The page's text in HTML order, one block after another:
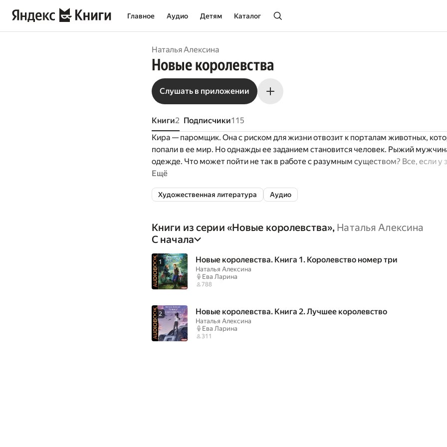
Главное Аудио Детям Каталог
Наталья Алексина
Новые королевства
Слушать в приложении
Книги2 Подписчики115
Кира — паромщик. Она с риском для жизни отвозит к порталам животных,
попали в ее мир. Но однажды ее заданием становится человек. Рыжий
одежде. Что может пойти не так в работе с разумным существом? Все, если у
имеются совершенно другие планы и он не собирается возвращаться домой с
Ещё
Художественная литература Аудио
Книги из серии «Новые королевства», Наталья Алексина
С начала
1 Новые королевства. Книга 1. Королевство номер три
Наталья Алексина
Ева Ларина
788
2 Новые королевства. Книга 2. Лучшее королевство
Наталья Алексина
Ева Ларина
311